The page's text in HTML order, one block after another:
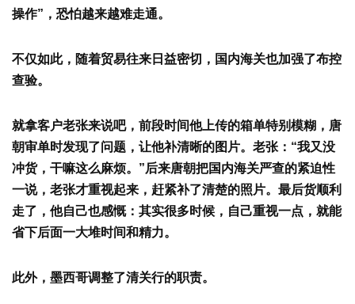
操作”，恐怕越来越难走通。
不仅如此，随着贸易往来日益密切，国内海关也加强了布控
查验。
就拿客户老张来说吧，前段时间他上传的箱单特别模糊，唐
朝审单时发现了问题，让他补清晰的图片。老张：“我又没
冲货，干嘛这么麻烦。”后来唐朝把国内海关严查的紧迫性
一说，老张才重视起来，赶紧补了清楚的照片。最后货顺利
走了，他自己也感慨：其实很多时候，自己重视一点，就能
省下后面一大堆时间和精力。
此外，墨西哥调整了清关行的职责。